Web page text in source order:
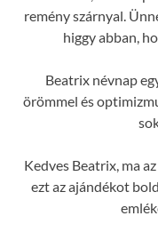
remény szárnyal.
higgy abban,
Beatrix névnap
örömmel és
Kedves Beatrix, ma
ezt az ajándékot